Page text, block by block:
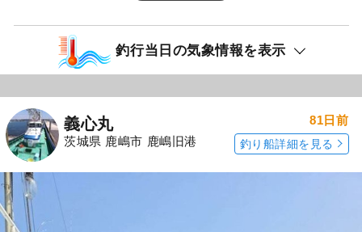
釣行当日の気象情報を表示
義心丸
茨城県 鹿嶋市 鹿嶋旧港
81日前
釣り船詳細を見る